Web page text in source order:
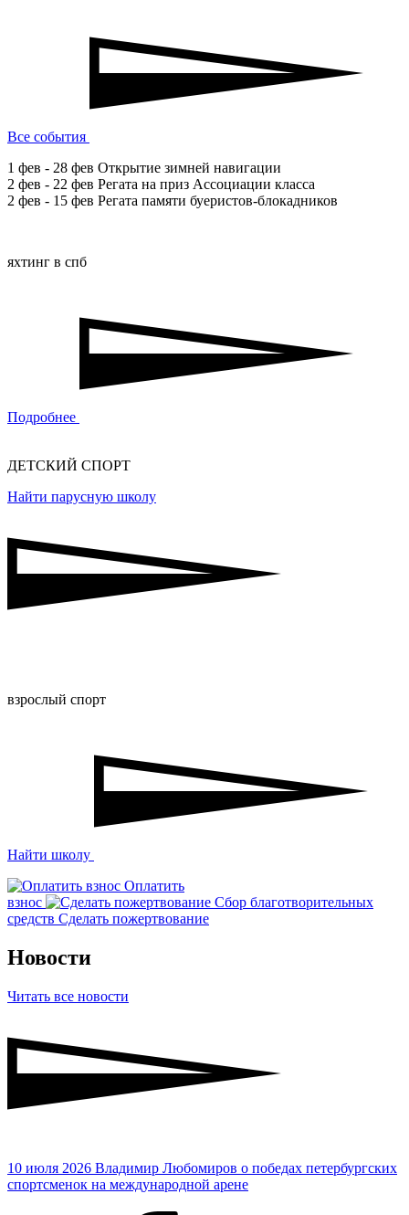
Все события
1 фев - 28 фев Открытие зимней навигации
2 фев - 22 фев Регата на приз Ассоциации класса
2 фев - 15 фев Регата памяти буеристов-блокадников
яхтинг в спб
Подробнее
ДЕТСКИЙ СПОРТ
Найти парусную школу
взрослый спорт
Найти школу
Оплатить
взнос
Сбор благотворительных
средств Сделать пожертвование
Новости
Читать все новости
10 июля 2026 Владимир Любомиров о победах петербургских
спортсменок на международной арене